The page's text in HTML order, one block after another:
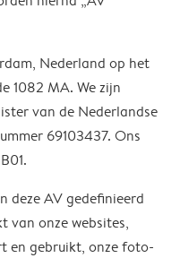
Nederland op het
1082 MA. We zijn
van de Nederlandse
69103437. Ons
deze AV gedefinieerd
van onze websites,
en gebruikt, onze foto-